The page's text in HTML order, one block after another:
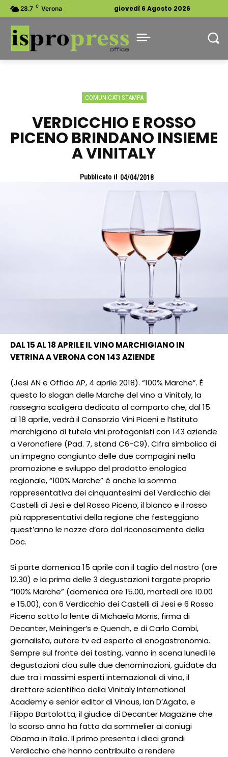
28.7 C Verona giovedì 6 Agosto 2026
COMUNICATI STAMPA
VERDICCHIO E ROSSO
PICENO BRINDANO INSIEME
A VINITALY
Pubblicato il 04/04/2018
DAL 15 AL 18 APRILE IL VINO MARCHIGIANO IN
VETRINA A VERONA CON 143 AZIENDE
(Jesi AN e Offida AP, 4 aprile 2018). “100% Marche”. È
questo lo slogan delle Marche del vino a Vinitaly, la
rassegna scaligera dedicata al comparto che, dal 15
al 18 aprile, vedrà il Consorzio Vini Piceni e l’Istituto
marchigiano di tutela vini protagonisti con 143 aziende
a Veronafiere (Pad. 7, stand C6-C9). Cifra simbolica di
un impegno congiunto delle due compagini nella
promozione e sviluppo del prodotto enologico
regionale, “100% Marche” è anche la somma
rappresentativa dei cinquantesimi del Verdicchio dei
Castelli di Jesi e del Rosso Piceno, il bianco e il rosso
più rappresentativi della regione che festeggiano
quest’anno le nozze d’oro dal riconoscimento della
Doc.
Si parte domenica 15 aprile con il taglio del nastro (ore
12.30) e la prima delle 3 degustazioni targate proprio
“100% Marche” (domenica ore 15.00, martedì ore 10.00
e 15.00), con 6 Verdicchio dei Castelli di Jesi e 6 Rosso
Piceno sotto la lente di Michaela Morris, firma di
Decanter, Meininger’s e Quench, e di Carlo Cambi,
giornalista, autore tv ed esperto di enogastronomia.
Sempre sul fronte dei tasting, vanno in scena lunedì le
degustazioni clou sulle due denominazioni, guidate da
due tra i massimi esperti internazionali di vino, il
direttore scientifico della Vinitaly International
Academy e senior editor di Vinous, Ian D’Agata, e
Filippo Bartolotta, il giudice di Decanter Magazine che
lo scorso anno ha fatto da sommelier ai coniugi
Obama in Italia. Il primo presenta i dieci grandi
Verdicchio che hanno contribuito a rendere